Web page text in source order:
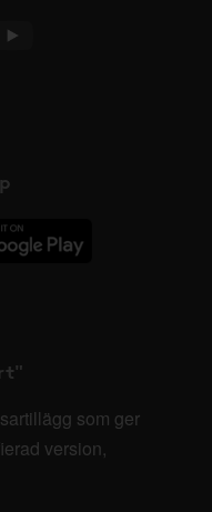
som ger
version,